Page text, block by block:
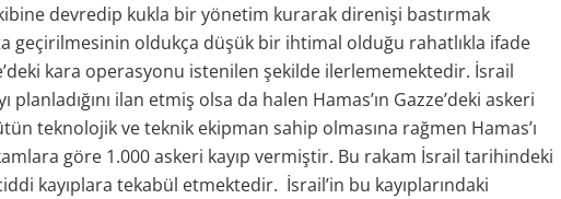
devredip kukla bir yönetim kurarak direnişi bastırmak
geçirilmesinin oldukça düşük bir ihtimal olduğu rahatlıkla ifade
kara operasyonu istenilen şekilde ilerlememektedir. İsrail
planladığını ilan etmiş olsa da halen Hamas’ın Gazze’deki askeri
teknolojik ve teknik ekipman sahip olmasına rağmen Hamas’ı
göre 1.000 askeri kayıp vermiştir. Bu rakam İsrail tarihindeki
kayıplara tekabül etmektedir. İsrail’in bu kayıplarındaki